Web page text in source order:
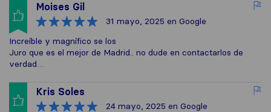
Moises Gil
31 mayo, 2025 en Google
Increíble y magnífico se los
Juro que es el mejor de Madrid.. no dude en contactarlos de
verdad…
Kris Soles
24 mayo, 2025 en Google